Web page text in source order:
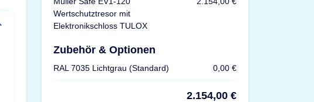
Wertschutztresor mit
Elektronikschloss TULOX
Zubehör & Optionen
RAL 7035 Lichtgrau (Standard) 0,00 €
2.154,00 €